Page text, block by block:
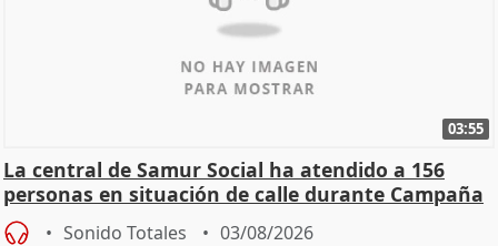
03:55
La central de Samur Social ha atendido a 156
personas en situación de calle durante Campaña
de Calor
Sonido Totales 03/08/2026